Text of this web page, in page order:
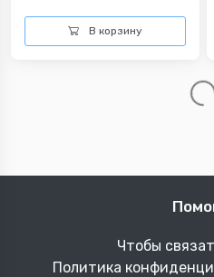
В корзину
Чтобы
Политика